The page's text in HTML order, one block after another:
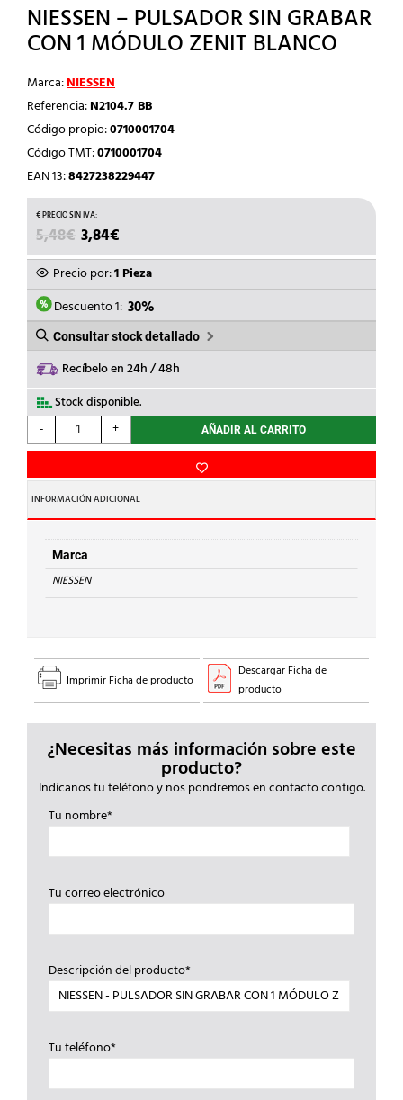
NIESSEN – PULSADOR SIN GRABAR
CON 1 MÓDULO ZENIT BLANCO
Marca:NIESSEN
Referencia:N2104.7 BB
Código propio:0710001704
Código TMT:0710001704
EAN 13:8427238229447
5,48€ EL
PRECIO
ORIGINAL
ERA:
5,48€.
3,84€
PRECIO
ACTUAL
ES:
3,84€.
Precio por:1 Pieza
Descuento 1: 30%
Consultar stock detallado
Recíbelo en 24h / 48h
Stock disponible.
-
NIESSEN
-
SIN
GRABAR
CON
1
MÓDULO
ZENIT
BLANCO
+ AÑADIR AL CARRITO
INFORMACIÓN ADICIONAL
Marca
NIESSEN
Imprimir Ficha de producto
Descargar Ficha de
producto
¿Necesitas más información sobre este
producto?
Indícanos tu teléfono y nos pondremos en contacto contigo.
Tu nombre*
Tu correo electrónico
Descripción del producto*
Tu teléfono*